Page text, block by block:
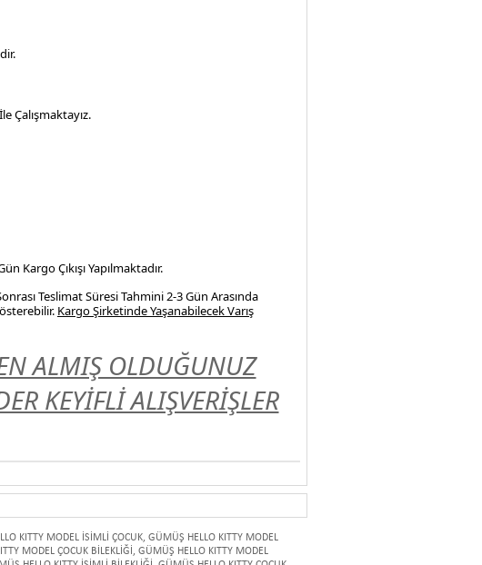
Çalışmaktayız.
Kargo Çıkışı Yapılmaktadır.
Teslimat Süresi Tahmini 2-3 Gün Arasında
Kargo Şirketinde Yaşanabilecek Varış
ALMIŞ OLDUĞUNUZ
KEYİFLİ ALIŞVERİŞLER
KITTY MODEL İSİMLİ ÇOCUK, GÜMÜŞ HELLO KITTY MODEL
MODEL ÇOCUK BİLEKLİĞİ , GÜMÜŞ HELLO KITTY MODEL